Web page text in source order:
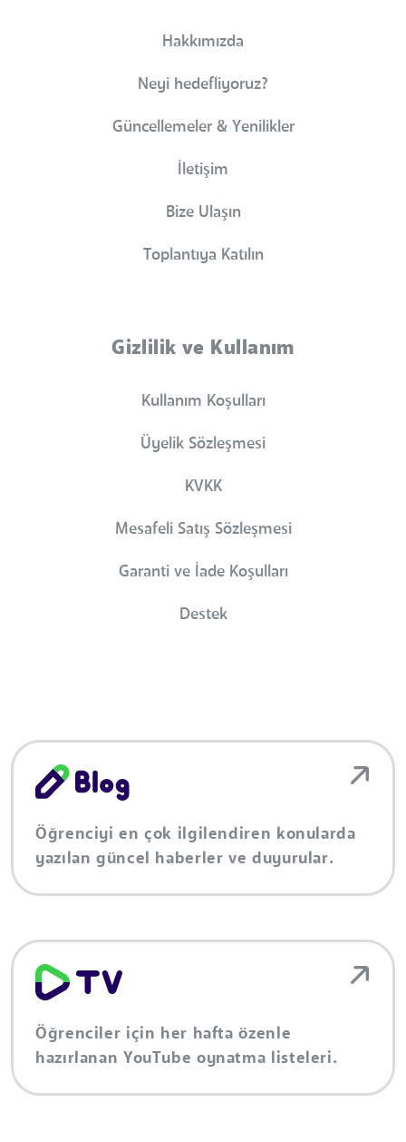
Hakkımızda
Neyi hedefliyoruz?
Güncellemeler & Yenilikler
İletişim
Bize Ulaşın
Toplantıya Katılın
Gizlilik ve Kullanım
Kullanım Koşulları
Üyelik Sözleşmesi
KVKK
Mesafeli Satış Sözleşmesi
Garanti ve İade Koşulları
Destek
Öğrenciyi en çok ilgilendiren konularda
yazılan güncel haberler ve duyurular.
Öğrenciler için her hafta özenle
hazırlanan YouTube oynatma listeleri.